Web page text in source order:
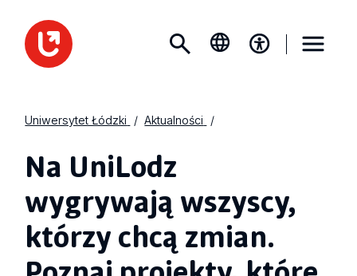
Uniwersytet Łódzki Aktualności
Na UniLodz
wygrywają wszyscy,
którzy chcą zmian.